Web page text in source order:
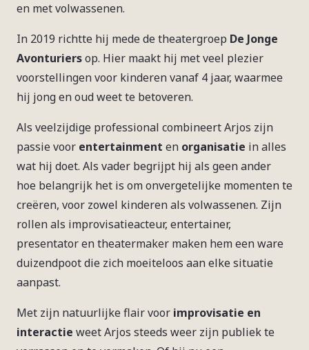
en met volwassenen.
In 2019 richtte hij mede de theatergroep De Jonge
Avonturiersop. Hier maakt hij met veel plezier
voorstellingen voor kinderen vanaf 4 jaar, waarmee
hij jong en oud weet te betoveren.
Als veelzijdige professional combineert Arjos zijn
passie voor entertainment en organisatie in alles
wat hij doet. Als vader begrijpt hij als geen ander
hoe belangrijk het is om onvergetelijke momenten te
creëren, voor zowel kinderen als volwassenen. Zijn
rollen als improvisatieacteur, entertainer,
presentator en theatermaker maken hem een ware
duizendpoot die zich moeiteloos aan elke situatie
aanpast.
Met zijn natuurlijke flair voor improvisatie en
interactie weet Arjos steeds weer zijn publiek te